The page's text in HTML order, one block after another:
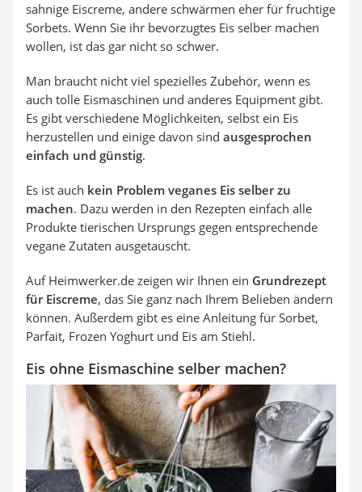
sahnige Eiscreme, andere schwärmen eher für fruchtige
Sorbets. Wenn Sie ihr bevorzugtes Eis selber machen
wollen, ist das gar nicht so schwer.
Man braucht nicht viel spezielles Zubehör, wenn es
auch tolle Eismaschinen und anderes Equipment gibt.
Es gibt verschiedene Möglichkeiten, selbst ein Eis
herzustellen und einige davon sind ausgesprochen
einfach und günstig.
Es ist auch kein Problem veganes Eis selber zu
machen. Dazu werden in den Rezepten einfach alle
Produkte tierischen Ursprungs gegen entsprechende
vegane Zutaten ausgetauscht.
Auf Heimwerker.de zeigen wir Ihnen ein Grundrezept
für Eiscreme, das Sie ganz nach Ihrem Belieben ändern
können. Außerdem gibt es eine Anleitung für Sorbet,
Parfait, Frozen Yoghurt und Eis am Stiehl.
Eis ohne Eismaschine selber machen?